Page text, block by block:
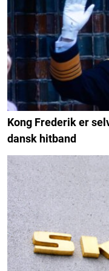
Kong Frederik er
dansk hitband